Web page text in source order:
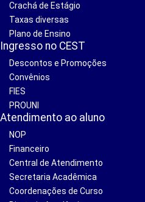
Crachá de Estágio
Taxas diversas
Plano de Ensino
Ingresso no CEST
Descontos e Promoções
Convênios
FIES
PROUNI
Atendimento ao aluno
NOP
Financeiro
Central de Atendimento
Secretaria Acadêmica
Coordenações de Curso